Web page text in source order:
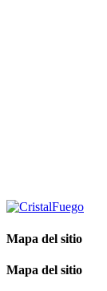
Mapa del sitio
Mapa del sitio